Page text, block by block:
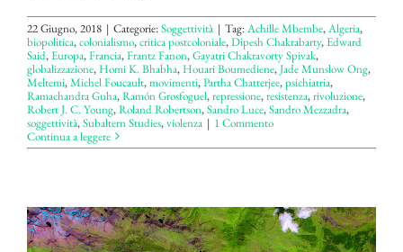
22 Giugno, 2018 | Categorie:Soggettività | Tag:Achille Mbembe,Algeria,
biopolitica,colonialismo,critica postcoloniale,Dipesh Chakrabarty,Edward
Said,Europa,Francia,Frantz Fanon,Gayatri Chakravorty Spivak,
globalizzazione,Homi K. Bhabha,Houari Boumediene,Jade Munslow Ong,
Meltemi,Michel Foucault,movimenti,Partha Chatterjee,psichiatria,
Ramachandra Guha,Ramón Grosfoguel,repressione,resistenza,rivoluzione,
Robert J. C. Young,Roland Robertson,Sandro Luce,Sandro Mezzadra,
soggettività,Subaltern Studies,violenza | 1 Commento
Continua a leggere